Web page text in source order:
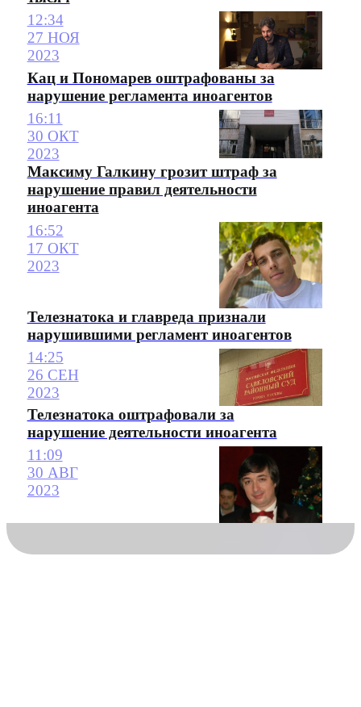
12:34
27 НОЯ
2023
Кац и Пономарев оштрафованы за
нарушение регламента иноагентов
16:11
30 ОКТ
2023
Максиму Галкину грозит штраф за
нарушение правил деятельности
иноагента
16:52
17 ОКТ
2023
Телезнатока и главреда признали
нарушившими регламент иноагентов
14:25
26 СЕН
2023
Телезнатока оштрафовали за
нарушение деятельности иноагента
11:09
30 АВГ
2023